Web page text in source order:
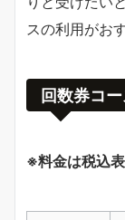
スの利用がお
回数券コ
※料金は税込表